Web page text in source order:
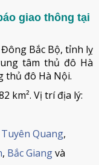
giao thông tại
Bắc Bộ, tỉnh lỵ
tâm thủ đô Hà
thủ đô Hà Nội.
km². Vị trí địa lý:
Tuyên Quang,
, Bắc Giangvà